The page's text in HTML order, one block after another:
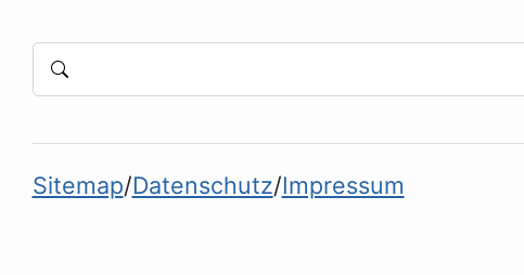
Suchbegriff(e)
Sitemap Datenschutz Impressum